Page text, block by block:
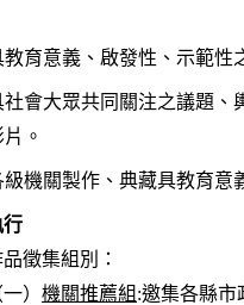
教育意義、啟發性、示範性
社會大眾共同關注之議題、
片。
級機關製作、典藏具教育意
行
徵集組別：
一） 機關推薦組:邀集各縣市